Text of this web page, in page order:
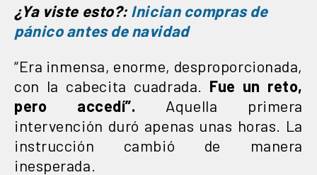
¿Ya viste esto?: Inician compras de
pánico antes de navidad
“Era inmensa, enorme, desproporcionada,
con la cabecita cuadrada.
Fue un reto,
pero accedí”. Aquella primera
intervención duró apenas unas horas. La
instrucción cambió de manera
inesperada.